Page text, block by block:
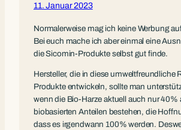
11. Januar 2023
Normalerweise mag ich keine Werbung
Bei euch mache ich aber einmal eine
die Sicomin-Produkte selbst gut finde.
Hersteller, die in diese umweltfreundliche
Produkte entwickeln, sollte man
wenn die Bio-Harze aktuell auch nur 40%
biobasierten Anteilen bestehen, die
dass es irgendwann 100% werden.